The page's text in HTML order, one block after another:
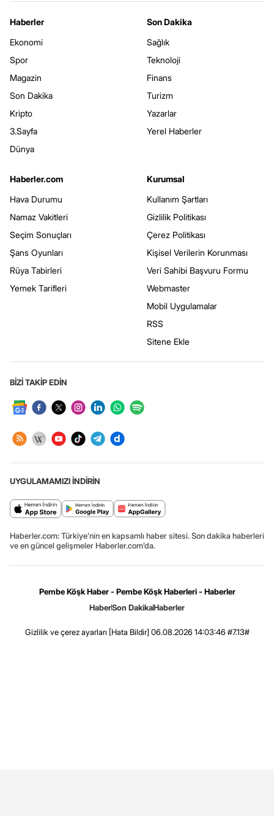
Haberler
Ekonomi
Spor
Magazin
Son Dakika
Kripto
3.Sayfa
Dünya
Son Dakika
Sağlık
Teknoloji
Finans
Turizm
Yazarlar
Yerel Haberler
Haberler.com
Hava Durumu
Namaz Vakitleri
Seçim Sonuçları
Şans Oyunları
Rüya Tabirleri
Yemek Tarifleri
Kurumsal
Kullanım Şartları
Gizlilik Politikası
Çerez Politikası
Kişisel Verilerin Korunması
Veri Sahibi Başvuru Formu
Webmaster
Mobil Uygulamalar
RSS
Sitene Ekle
BİZİ TAKİP EDİN
UYGULAMAMIZI İNDİRİN
Haberler.com: Türkiye’nin en kapsamlı haber sitesi. Son dakika haberleri
ve en güncel gelişmeler Haberler.com’da.
Pembe Köşk Haber - Pembe Köşk Haberleri - Haberler
HaberSon DakikaHaberler
Gizlilik ve çerez ayarları [Hata Bildir] 06.08.2026 14:03:46 #7.13#